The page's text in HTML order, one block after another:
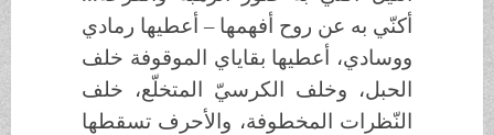
أكنّي به عن روح أفهمها – أعطيها رمادي
ووسادي، أعطيها بقاياي الموقوفة خلف
الحبل، وخلف الكرسيّ المتخلّع، خلف
النّظرات المخطوفة، والأحرف تسقطها